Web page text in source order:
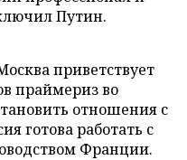
Путин.
приветствует
праймериз во
отношения с
готова работать с
Франции.